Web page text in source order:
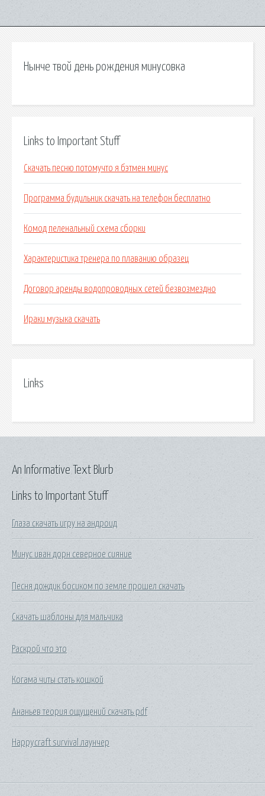
Нынче твой день рождения минусовка
Links to Important Stuff
Скачать песню потомучто я бэтмен минус
Программа будильник скачать на телефон бесплатно
Комод пеленальный схема сборки
Характеристика тренера по плаванию образец
Договор аренды водопроводных сетей безвозмездно
Ираки музыка скачать
Links
Links to Important Stuff
Глаза скачать игру на андроид
Минус иван дорн северное сияние
Песня дождик босиком по земле прошел скачать
Скачать шаблоны для мальчика
Раскрой что это
Когама читы стать кошкой
Ананьев теория ощущений скачать pdf
Happycraft survival лаунчер
An Informative Text Blurb